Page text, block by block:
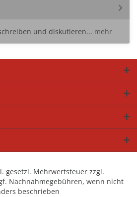
und diskutieren... mehr
gesetzl. Mehrwertsteuer zzgl.
Nachnahmegebühren, wenn nicht
beschrieben